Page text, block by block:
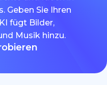
Geben Sie Ihren
fügt Bilder,
Musik hinzu.